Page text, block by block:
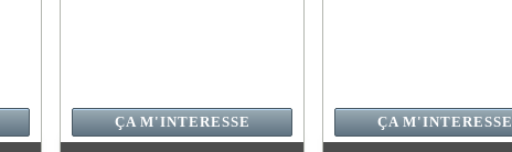
ÇA M'INTERESSE ÇA M'INTERESSE